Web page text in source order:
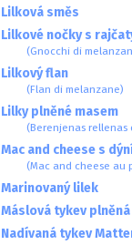
Lilková směs
Lilkové nočky s
(Gnocchi di
Lilkový flan
(Flan di melanzane)
Lilky plněné masem
(Berenjenas rellenas
Mac and cheese s
(Mac and cheese au
Marinovaný lilek
Máslová tykev
Nadívaná tykev